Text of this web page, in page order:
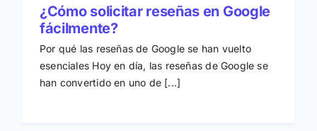
¿Cómo solicitar reseñas en Google
fácilmente?
Por qué las reseñas de Google se han vuelto
esenciales Hoy en día, las reseñas de Google se
han convertido en uno de [...]